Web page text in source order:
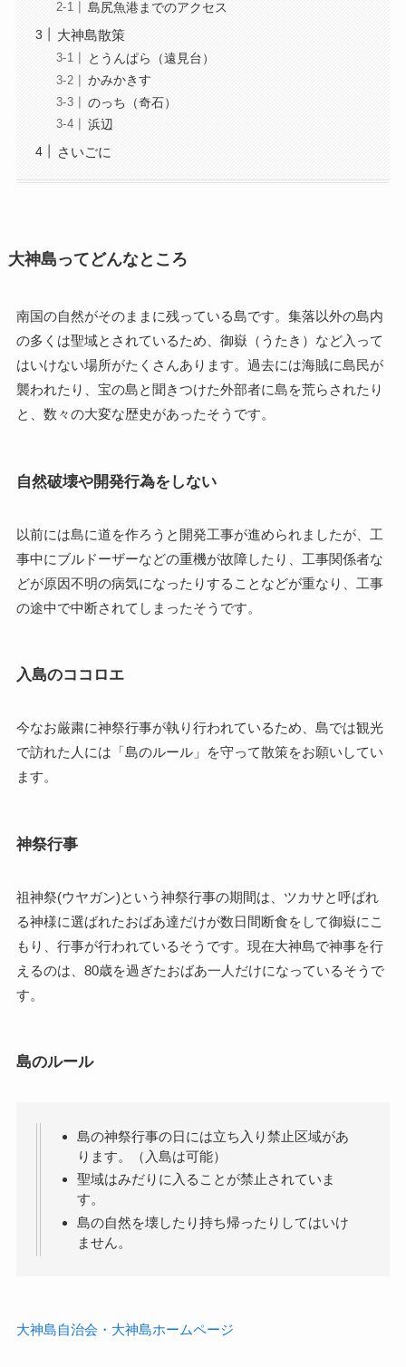
島尻魚港までのアクセス
大神島散策
とうんぱら（遠見台）
かみかきす
のっち（奇石）
浜辺
さいごに
大神島ってどんなところ
南国の自然がそのままに残っている島です。集落以外の島内
の多くは聖域とされているため、御嶽（うたき）など入って
はいけない場所がたくさんあります。過去には海賊に島民が
襲われたり、宝の島と聞きつけた外部者に島を荒らされたり
と、数々の大変な歴史があったそうです。
自然破壊や開発行為をしない
以前には島に道を作ろうと開発工事が進められましたが、工
事中にブルドーザーなどの重機が故障したり、工事関係者な
どが原因不明の病気になったりすることなどが重なり、工事
の途中で中断されてしまったそうです。
入島のココロエ
今なお厳粛に神祭行事が執り行われているため、島では観光
で訪れた人には「島のルール」を守って散策をお願いしてい
ます。
神祭行事
祖神祭(ウヤガン)という神祭行事の期間は、ツカサと呼ばれ
る神様に選ばれたおばあ達だけが数日間断食をして御嶽にこ
もり、行事が行われているそうです。現在大神島で神事を行
えるのは、80歳を過ぎたおばあ一人だけになっているそうで
す。
島のルール
島の神祭行事の日には立ち入り禁止区域があ
ります。（入島は可能）
聖域はみだりに入ることが禁止されていま
す。
島の自然を壊したり持ち帰ったりしてはいけ
ません。
大神島自治会・大神島ホームページ